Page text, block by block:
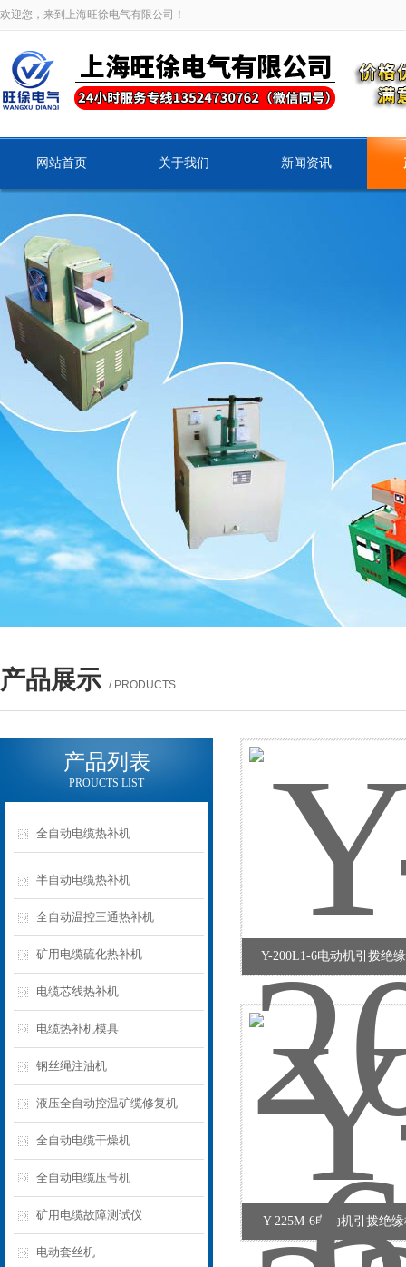
欢迎您，来到上海旺徐电气有限公司！
网站首页 关于我们 新闻资讯
产品展示 / PRODUCTS
产品列表
PROUCTS LIST
全自动电缆热补机
半自动电缆热补机
全自动温控三通热补机
矿用电缆硫化热补机
电缆芯线热补机
电缆热补机模具
钢丝绳注油机
液压全自动控温矿缆修复机
全自动电缆干燥机
全自动电缆压号机
矿用电缆故障测试仪
电动套丝机
Y-200L1-6电动机引拨绝
Y-225M-6电动机引拨绝